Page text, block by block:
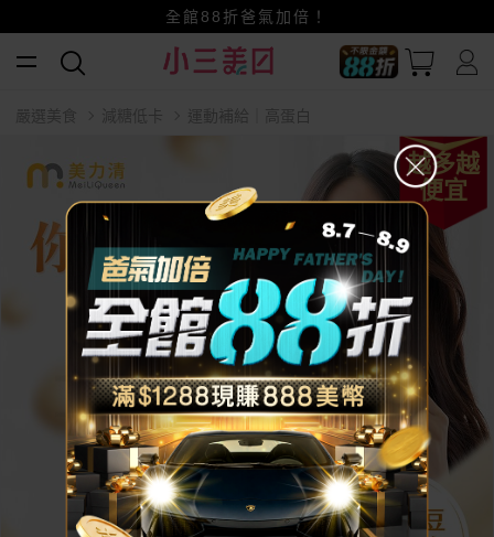
賺美幣~換好禮~立即換GO~
小三美日x全支付~美幣+全點折上折超划算
全館88折爸氣加倍！
嚴選美食 減糖低卡 運動補給｜高蛋白
越多越
便宜